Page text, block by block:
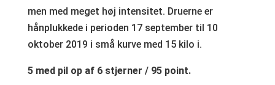
men med meget høj intensitet. Druerne er
hånplukkede i perioden 17 september til 10
oktober 2019 i små kurve med 15 kilo i.
5 med pil op af 6 stjerner / 95 point.